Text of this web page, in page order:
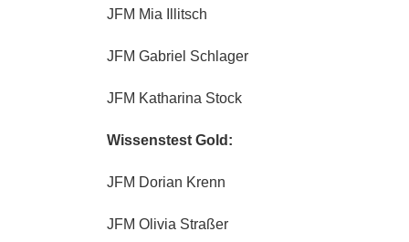
JFM Mia Illitsch
JFM Gabriel Schlager
JFM Katharina Stock
Wissenstest Gold:
JFM Dorian Krenn
JFM Olivia Straßer